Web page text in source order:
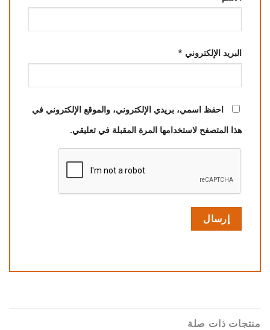
البريد الإلكتروني *
احفظ اسمي، بريدي الإلكتروني، والموقع الإلكتروني في
هذا المتصفح لاستخدامها المرة المقبلة في تعليقي.
منتجات ذات صلة